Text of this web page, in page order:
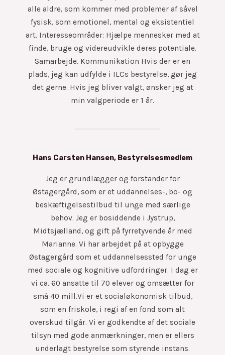
alle aldre, som kommer med problemer af såvel
fysisk, som emotionel, mental og eksistentiel
art. Interesseområder: Hjælpe mennesker med at
finde, bruge og videreudvikle deres potentiale.
Samarbejde. Kommunikation Hvis der er en
plads, jeg kan udfylde i ILCs bestyrelse, gør jeg
det gerne. Hvis jeg bliver valgt, ønsker jeg at
min valgperiode er 1 år.
Hans Carsten Hansen, Bestyrelsesmedlem
Jeg er grundlægger og forstander for
Østagergård, som er et uddannelses-, bo- og
beskæftigelsestilbud til unge med særlige
behov. Jeg er bosiddende i Jystrup,
Midtsjælland, og gift på fyrretyvende år med
Marianne. Vi har arbejdet på at opbygge
Østagergård som et uddannelsessted for unge
med sociale og kognitive udfordringer. I dag er
vi ca. 60 ansatte til 70 elever og omsætter for
små 40 mill.Vi er et socialøkonomisk tilbud,
som en friskole, i regi af en fond som alt
overskud tilgår. Vi er godkendte af det sociale
tilsyn med gode anmærkninger, men er ellers
underlagt bestyrelse som styrende instans.